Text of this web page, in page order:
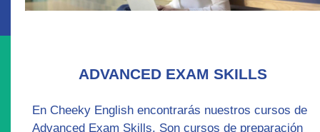
ADVANCED EXAM SKILLS
En Cheeky English encontrarás nuestros cursos de
Advanced Exam Skills. Son cursos de preparación